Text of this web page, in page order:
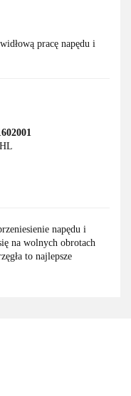
pracę napędu i
napędu i
na wolnych obrotach
to najlepsze